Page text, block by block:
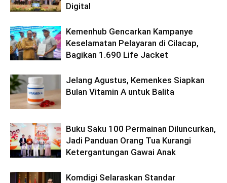
Digital
Kemenhub Gencarkan Kampanye
Keselamatan Pelayaran di Cilacap,
Bagikan 1.690 Life Jacket
Jelang Agustus, Kemenkes Siapkan
Bulan Vitamin A untuk Balita
Buku Saku 100 Permainan Diluncurkan,
Jadi Panduan Orang Tua Kurangi
Ketergantungan Gawai Anak
Komdigi Selaraskan Standar